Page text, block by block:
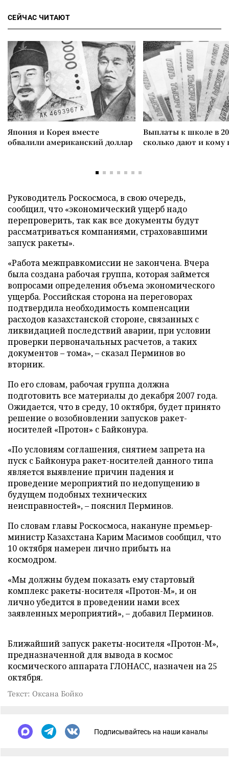
СЕЙЧАС ЧИТАЮТ
Япония и Корея вместе
обвалили американский доллар
Выплаты к школе в
сколько дают и
Руководитель Роскосмоса, в свою очередь,
сообщил, что «экономический ущерб надо
перепроверить, так как все документы будут
рассматриваться компаниями, страховавшими
запуск ракеты».
«Работа межправкомиссии не закончена. Вчера
была создана рабочая группа, которая займется
вопросами определения объема экономического
ущерба. Российская сторона на переговорах
подтвердила необходимость компенсации
расходов казахстанской стороне, связанных с
ликвидацией последствий аварии, при условии
проверки первоначальных расчетов, а таких
документов – тома», – сказал Перминов во
вторник.
По его словам, рабочая группа должна
подготовить все материалы до декабря 2007 года.
Ожидается, что в среду, 10 октября, будет принято
решение о возобновлении запусков ракет-
носителей «Протон» с Байконура.
«По условиям соглашения, снятием запрета на
пуск с Байконура ракет-носителей данного типа
является выявление причин падения и
проведение мероприятий по недопущению в
будущем подобных технических
неисправностей», – пояснил Перминов.
По словам главы Роскосмоса, накануне премьер-
министр Казахстана Карим Масимов сообщил, что
10 октября намерен лично прибыть на
космодром.
«Мы должны будем показать ему стартовый
комплекс ракеты-носителя «Протон-М», и он
лично убедится в проведении нами всех
заявленных мероприятий», – добавил Перминов.
Ближайший запуск ракеты-носителя «Протон-М»,
предназначенной для вывода в космос
космического аппарата ГЛОНАСС, назначен на 25
октября.
Текст: Оксана Бойко
Подписывайтесь на наши каналы